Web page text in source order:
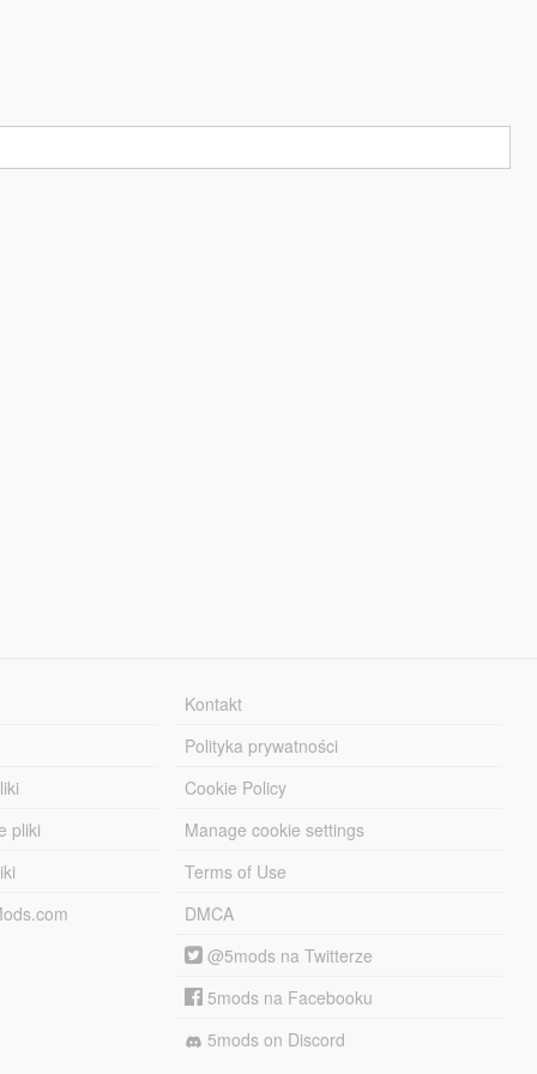
pliki
Kontakt
Polityka prywatności
Cookie Policy
Manage cookie settings
Terms of Use
DMCA
@5mods na Twitterze
5mods na Facebooku
5mods on Discord